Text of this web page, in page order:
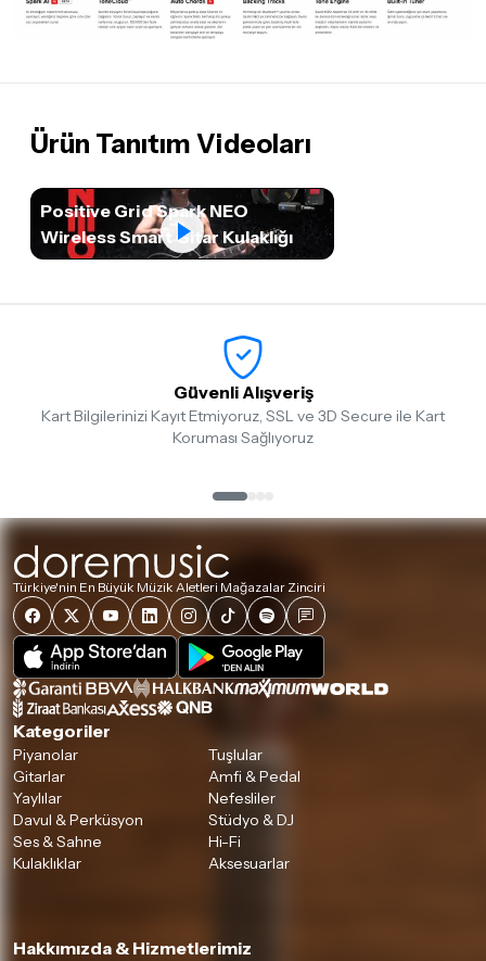
Ürün Tanıtım Videoları
Positive Grid Spark NEO
Wireless Smart Gitar Kulaklığı
Güvenli Alışveriş
Kart Bilgilerinizi Kayıt Etmiyoruz, SSL ve 3D Secure ile Kart
Koruması Sağlıyoruz
Türkiye'nin En Büyük Müzik Aletleri Mağazalar Zinciri
Kategoriler
Piyanolar
Tuşlular
Gitarlar
Amfi & Pedal
Yaylılar
Nefesliler
Davul & Perküsyon
Stüdyo & DJ
Ses & Sahne
Hi-Fi
Kulaklıklar
Aksesuarlar
Hakkımızda & Hizmetlerimiz